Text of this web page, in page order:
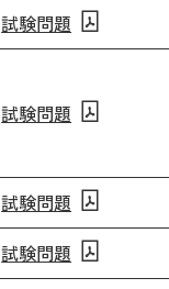
試験問題
試験問題
試験問題
試験問題